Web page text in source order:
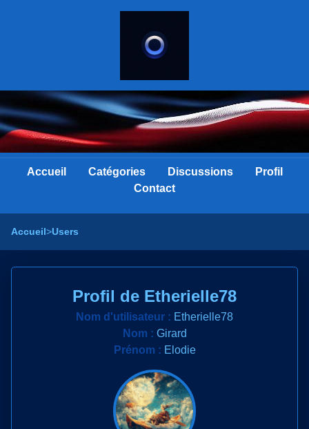
Accueil Catégories Discussions
Profil
Contact
Accueil>Users
Profil de Etherielle78
Nom d'utilisateur : Etherielle78
Nom : Girard
Prénom : Elodie